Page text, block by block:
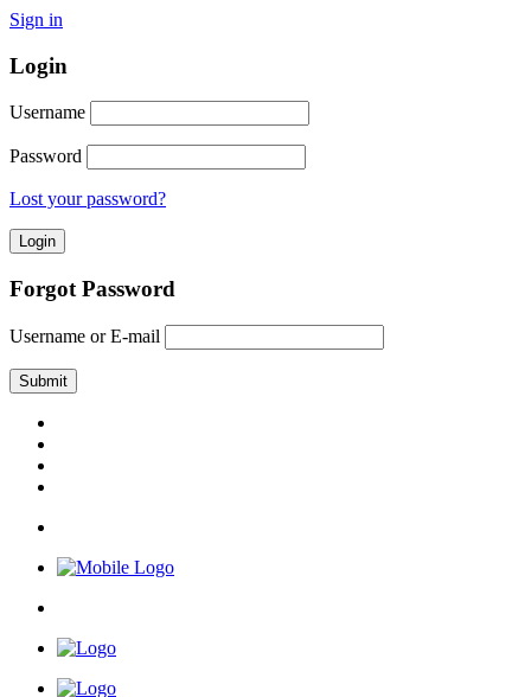
Sign in
Login
Username
Password
Lost your password?
Forgot Password
Username or E-mail